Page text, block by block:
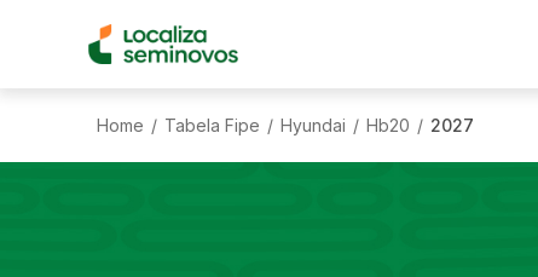
Home / Tabela Fipe / Hyundai / Hb20 / 2027